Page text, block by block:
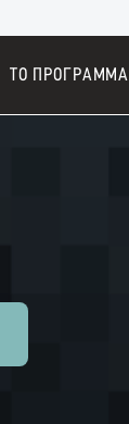
TO ΠΡΌΓΡΑΜΜΑ